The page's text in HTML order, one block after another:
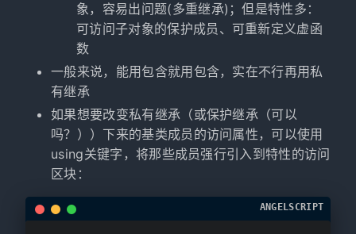
象，容易出问题(多重继承)；但是特性多：
可访问子对象的保护成员、可重新定义虚函
数
一般来说，能用包含就用包含，实在不行再用私
有继承
如果想要改变私有继承（或保护继承（可以
吗？））下来的基类成员的访问属性，可以使用
using关键字，将那些成员强行引入到特性的访问
区块：
ANGELSCRIPT